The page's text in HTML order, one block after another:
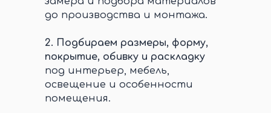
до производства и монтажа.
2. Подбираем размеры, форму,
покрытие, обивку и раскладку
под интерьер, мебель,
освещение и особенности
помещения.